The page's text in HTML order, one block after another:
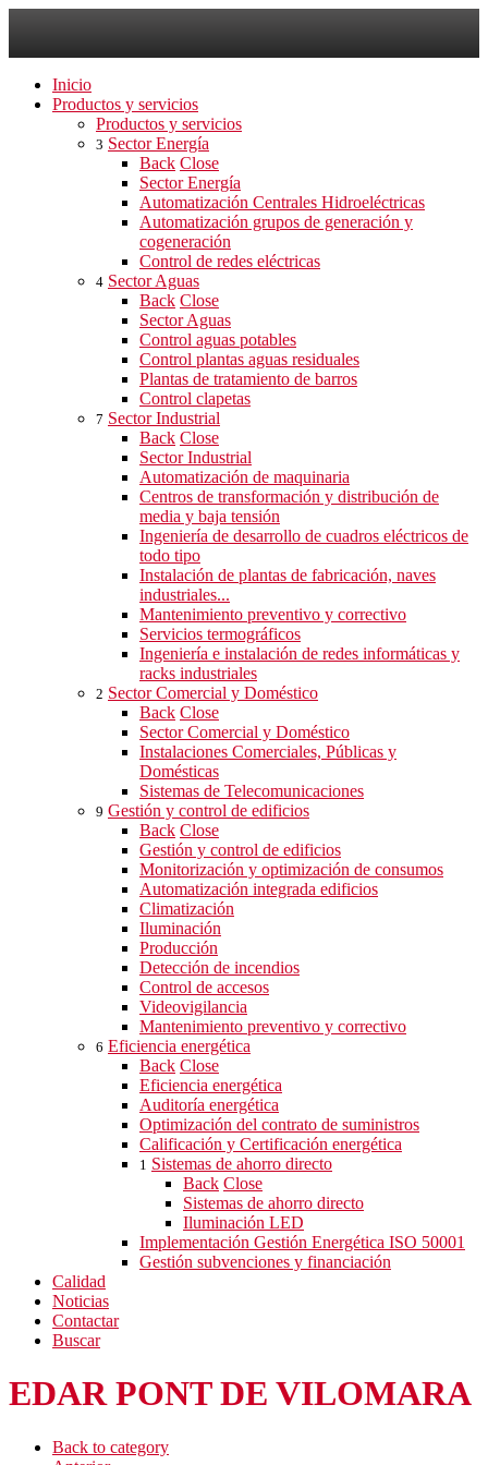
Inicio
Productos y servicios
Productos y servicios
3 Sector Energía
Back Close
Sector Energía
Automatización Centrales Hidroeléctricas
Automatización grupos de generación y
cogeneración
Control de redes eléctricas
4 Sector Aguas
Back Close
Sector Aguas
Control aguas potables
Control plantas aguas residuales
Plantas de tratamiento de barros
Control clapetas
7 Sector Industrial
Back Close
Sector Industrial
Automatización de maquinaria
Centros de transformación y distribución de
media y baja tensión
Ingeniería de desarrollo de cuadros eléctricos de
todo tipo
Instalación de plantas de fabricación, naves
industriales...
Mantenimiento preventivo y correctivo
Servicios termográficos
Ingeniería e instalación de redes informáticas y
racks industriales
2 Sector Comercial y Doméstico
Back Close
Sector Comercial y Doméstico
Instalaciones Comerciales, Públicas y
Domésticas
Sistemas de Telecomunicaciones
9 Gestión y control de edificios
Back Close
Gestión y control de edificios
Monitorización y optimización de consumos
Automatización integrada edificios
Climatización
Iluminación
Producción
Detección de incendios
Control de accesos
Videovigilancia
Mantenimiento preventivo y correctivo
6 Eficiencia energética
Back Close
Eficiencia energética
Auditoría energética
Optimización del contrato de suministros
Calificación y Certificación energética
1 Sistemas de ahorro directo
Back Close
Sistemas de ahorro directo
Iluminación LED
Implementación Gestión Energética ISO 50001
Gestión subvenciones y financiación
Calidad
Noticias
Contactar
Buscar
EDAR PONT DE VILOMARA
Back to category